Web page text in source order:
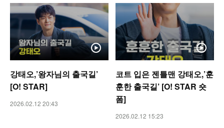
강태오,’왕자님의 출국길’
[O! STAR]
2026.02.12 20:43
코트 입은 젠틀맨 강태오,’훈
훈한 출국길’ [O! STAR 숏
폼]
2026.02.12 15:23